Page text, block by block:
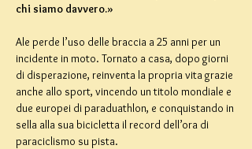
chi siamo davvero.»
Ale perde l’uso delle braccia a 25 anni per un
incidente in moto. Tornato a casa, dopo giorni
di disperazione, reinventa la propria vita grazie
anche allo sport, vincendo un titolo mondiale e
due europei di paraduathlon, e conquistando in
sella alla sua bicicletta il record dell’ora di
paraciclismo su pista.